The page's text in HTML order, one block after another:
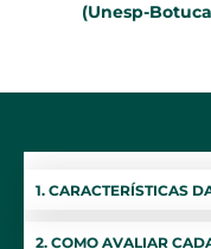
(Unesp-
1. CARACTERÍSTICAS
2. COMO AVALIAR